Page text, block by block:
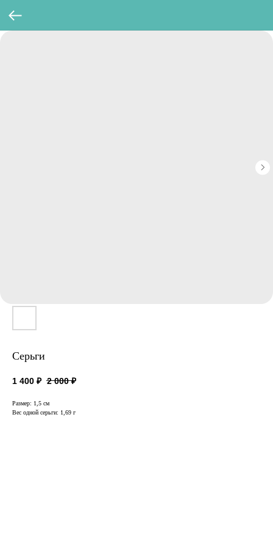
Серьги
1 400 ₽ 2 000 ₽
Размер: 1,5 см
Вес одной серьги: 1,69 г